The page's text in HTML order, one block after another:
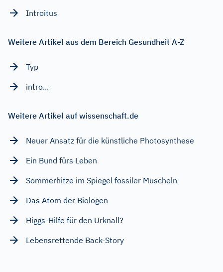
Introitus
Weitere Artikel aus dem Bereich Gesundheit A-Z
Typ
intro...
Weitere Artikel auf wissenschaft.de
Neuer Ansatz für die künstliche Photosynthese
Ein Bund fürs Leben
Sommerhitze im Spiegel fossiler Muscheln
Das Atom der Biologen
Higgs-Hilfe für den Urknall?
Lebensrettende Back-Story